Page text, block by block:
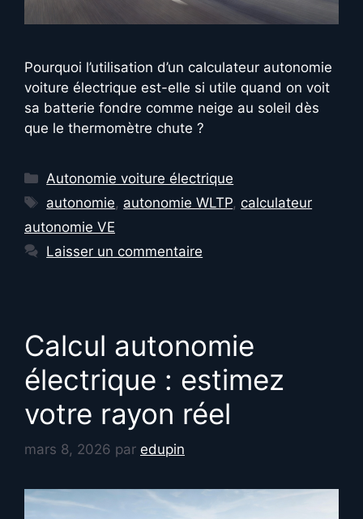
Pourquoi l’utilisation d’un calculateur autonomie
voiture électrique est-elle si utile quand on voit
sa batterie fondre comme neige au soleil dès
que le thermomètre chute ?
Catégories
Autonomie voiture électrique
Étiquettes
autonomie, autonomie WLTP,calculateur
autonomie VE
Laisser un commentaire
Calcul autonomie
électrique : estimez
votre rayon réel
mars 8, 2026 par edupin